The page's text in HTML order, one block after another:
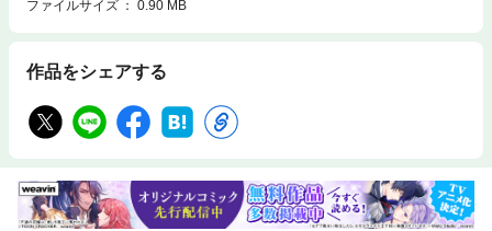
ファイルサイズ
0.90 MB
作品をシェアする